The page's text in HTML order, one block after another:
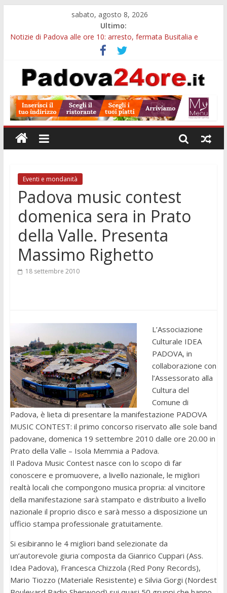
sabato, agosto 8, 2026
Ultimo:
Notizie di Padova alle ore 10: arresto, fermata Busitalia e
Notizie di Padova alle ore 23: maltrattamenti, arresto a
Limena e progetto Cool Shop
Bando sicurezza urbana Veneto: 650mila euro per Comuni e
Sicurezza esodo estivo Padova: più controlli su strade, stazioni
e treni
Bonus trasporto pubblico Veneto: 200 euro per l’abbonamento
annuale
Eventi e mondanità
Padova music contest
domenica sera in Prato
della Valle. Presenta
Massimo Righetto
18 settembre 2010
L’Associazione
Culturale IDEA
PADOVA, in
collaborazione con
l’Assessorato alla
Cultura del
Comune di
Padova, è lieta di presentare la manifestazione PADOVA
MUSIC CONTEST: il primo concorso riservato alle sole band
padovane, domenica 19 settembre 2010 dalle ore 20.00 in
Prato della Valle – Isola Memmia a Padova.
Il Padova Music Contest nasce con lo scopo di far
conoscere e promuovere, a livello nazionale, le migliori
realtà locali che compongono musica propria: al vincitore
della manifestazione sarà stampato e distribuito a livello
nazionale il proprio disco e sarà messo a disposizione un
ufficio stampa professionale gratuitamente.
Si esibiranno le 4 migliori band selezionate da
un’autorevole giuria composta da Gianrico Cuppari (Ass.
Idea Padova), Francesca Chizzola (Red Pony Records),
Mario Tiozzo (Materiale Resistente) e Silvia Gorgi (Nordest